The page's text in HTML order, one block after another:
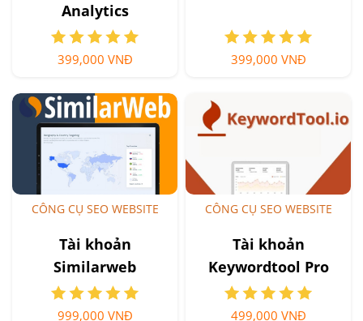
Analytics
399,000 VNĐ 399,000 VNĐ
CÔNG CỤ SEO WEBSITE
Tài khoản
Similarweb
999,000 VNĐ
CÔNG CỤ SEO WEBSITE
Tài khoản
Keywordtool Pro
499,000 VNĐ